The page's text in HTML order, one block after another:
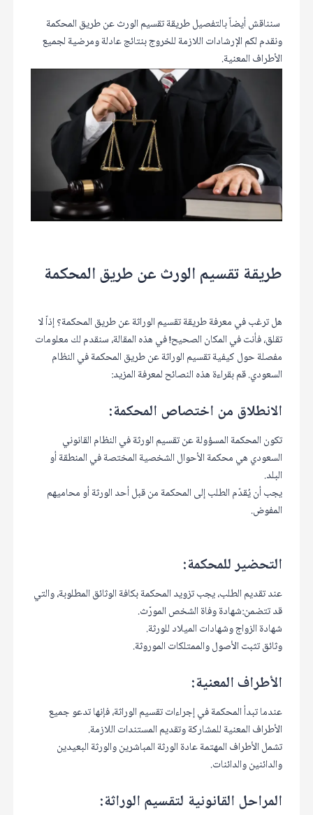
سنناقش أيضاً بالتفصيل طريقة تقسيم الورث عن طريق المحكمة
ونقدم لكم الإرشادات اللازمة للخروج بنتائج عادلة ومرضية لجميع
الأطراف المعنية.
طريقة تقسيم الورث عن طريق المحكمة
هل ترغب في معرفة طريقة تقسيم الوراثة عن طريق المحكمة؟ إذاً لا
تقلق، فأنت في المكان الصحيح! في هذه المقالة، سنقدم لك معلومات
مفصلة حول كيفية تقسيم الوراثة عن طريق المحكمة في النظام
السعودي. قم بقراءة هذه النصائح لمعرفة المزيد:
الانطلاق من اختصاص المحكمة:
تكون المحكمة المسؤولة عن تقسيم الورثة في النظام القانوني
السعودي هي محكمة الأحوال الشخصية المختصة في المنطقة أو
البلد.
يجب أن يُقدّم الطلب إلى المحكمة من قبل أحد الورثة أو محاميهم
المفوض.
التحضير للمحكمة:
عند تقديم الطلب، يجب تزويد المحكمة بكافة الوثائق المطلوبة، والتي
قد تتضمن:شهادة وفاة الشخص المورّث.
شهادة الزواج وشهادات الميلاد للورثة.
وثائق تثبت الأصول والممتلكات الموروثة.
الأطراف المعنية:
عندما تبدأ المحكمة في إجراءات تقسيم الوراثة، فإنها تدعو جميع
الأطراف المعنية للمشاركة وتقديم المستندات اللازمة.
تشمل الأطراف المهتمة عادة الورثة المباشرين والورثة البعيدين
والدائنين والدائنات.
المراحل القانونية لتقسيم الوراثة: